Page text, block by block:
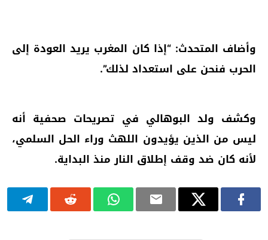
وأضاف المتحدث: “إذا كان المغرب يريد العودة إلى
الحرب فنحن على استعداد لذلك”.
وكشف ولد البوهالي في تصريحات صحفية أنه
ليس من الذين يؤيدون اللهث وراء الحل السلمي،
لأنه كان ضد وقف إطلاق النار منذ البداية.